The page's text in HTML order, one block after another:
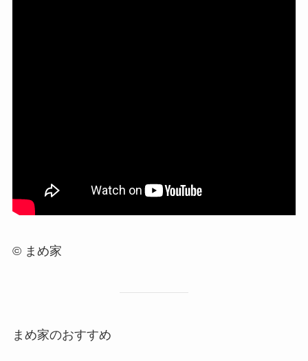
© まめ家
まめ家のおすすめ